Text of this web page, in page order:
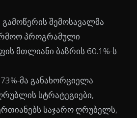
შემოსავალმა
პროგრამული
მთლიანი ბაზრის 60.1%-ს
მა განახორციელა
სტრატეგიები,
საჯარო ღრუბელს,